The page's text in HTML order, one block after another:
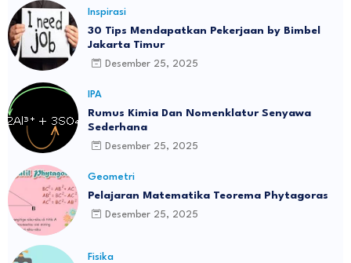
Inspirasi
30 Tips Mendapatkan Pekerjaan by Bimbel
Jakarta Timur
Desember 25, 2025
IPA
Rumus Kimia Dan Nomenklatur Senyawa
Sederhana
Desember 25, 2025
Geometri
Pelajaran Matematika Teorema Phytagoras
Desember 25, 2025
Fisika